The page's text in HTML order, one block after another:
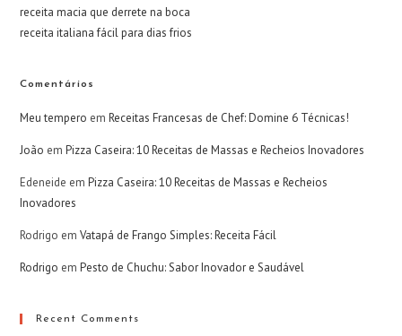
receita macia que derrete na boca
receita italiana fácil para dias frios
Comentários
Meu tempero emReceitas Francesas de Chef: Domine 6 Técnicas!
João emPizza Caseira: 10 Receitas de Massas e Recheios Inovadores
Edeneide emPizza Caseira: 10 Receitas de Massas e Recheios
Inovadores
Rodrigo emVatapá de Frango Simples: Receita Fácil
Rodrigo emPesto de Chuchu: Sabor Inovador e Saudável
Recent Comments